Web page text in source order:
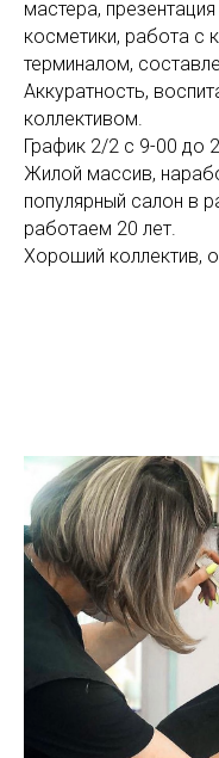
мастера,
косметики, работа с
терминалом,
Аккуратность,
коллективом.
График 2/2 с 9-00 до
Жилой массив,
популярный салон в
работаем 20 лет.
Хороший коллектив,